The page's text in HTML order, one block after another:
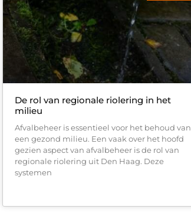
De rol van regionale riolering in het
milieu
Afvalbeheer is essentieel voor het behoud van
een gezond milieu. Een vaak over het hoofd
gezien aspect van afvalbeheer is de rol van
regionale riolering uit Den Haag. Deze
systemen